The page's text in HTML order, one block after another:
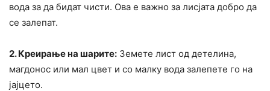
вода за да бидат чисти. Ова е важно за лисјата добро да
се залепат.
2. Креирање на шарите: Земете лист од детелина,
магдонос или мал цвет и со малку вода залепете го на
јајцето.